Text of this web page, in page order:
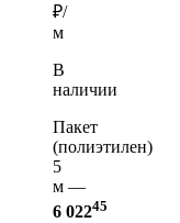
₽/
м
В
наличии
Пакет
(полиэтилен)
5
м —
6 02245